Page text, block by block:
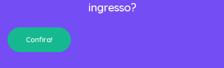
ingresso?
Confira!